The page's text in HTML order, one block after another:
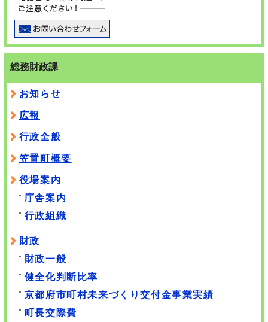
総務財政課
お知らせ
広報
行政全般
笠置町概要
役場案内
庁舎案内
行政組織
財政
財政一般
健全化判断比率
京都府市町村未来づくり交付金事業実績
町長交際費